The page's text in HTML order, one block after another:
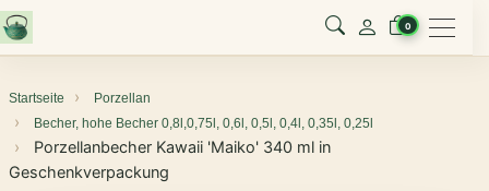
0 Menu
Startseite
Porzellan
Becher, hohe Becher 0,8l,0,75l, 0,6l, 0,5l, 0,4l, 0,35l, 0,25l
Porzellanbecher Kawaii 'Maiko' 340 ml in
Geschenkverpackung